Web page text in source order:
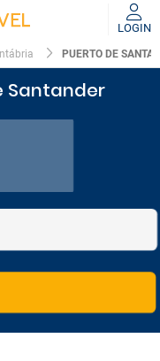
LOGIN
PUERTO DE
Santander